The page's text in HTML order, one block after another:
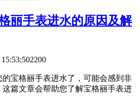
丽手表进水的原因及解
2200
宝格丽手表进水了，可能会感到非
篇文章会帮助您了解宝格丽手表进